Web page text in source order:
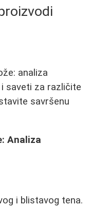
analiza
saveti za različite
savršenu
Analiza
i blistavog tena.